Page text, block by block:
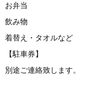
お弁当
飲み物
着替え・タオルなど
【駐車券】
別途ご連絡致します。